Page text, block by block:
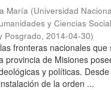
María (Universidad
y Ciencias
Posgrado, 2014-04-30)
fronteras nacionales que
provincia de Misiones
y políticas.
de la orden ...